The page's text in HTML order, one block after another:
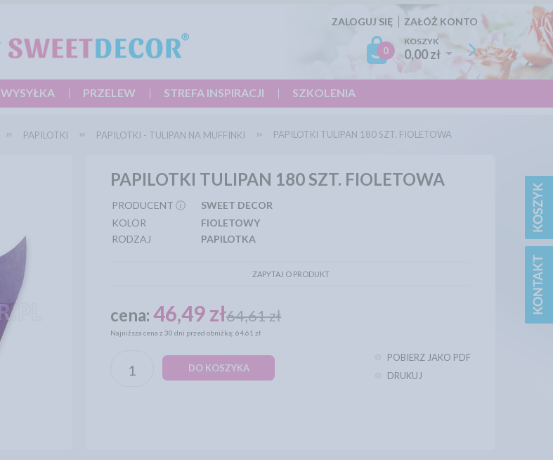
ZALOGUJ SIĘ ZAŁÓŻ KONTO
0
KOSZYK
0,00 zł
WYSYŁKA PRZELEW STREFA INSPIRACJI SZKOLENIA
PAPILOTKI PAPILOTKI - TULIPAN NA MUFFINKI PAPILOTKI TULIPAN 180 SZT. FIOLETOWA
PAPILOTKI TULIPAN 180 SZT. FIOLETOWA
PRODUCENT ⓘ
SWEET DECOR
KOLOR
FIOLETOWY
RODZAJ
PAPILOTKA
ZAPYTAJ O PRODUKT
cena:46,49 zł64,61 zł
Najniższa cena z 30 dni przed obniżką: 64,61 zł
DO KOSZYKA
POBIERZ JAKO PDF
DRUKUJ